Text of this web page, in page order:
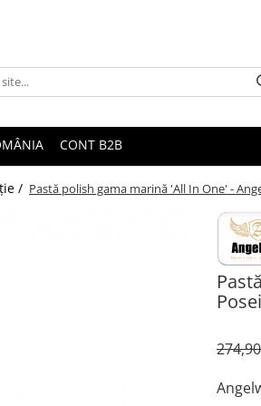
CONT B2B
/ Pastă polish gama marină 'All In One' -